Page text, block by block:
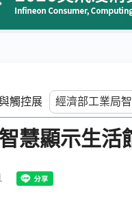
觸控展
慧顯示生活